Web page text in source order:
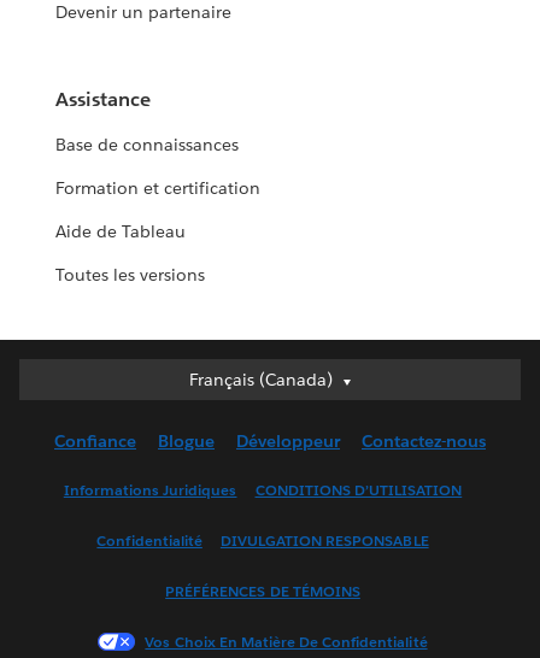
Devenir un partenaire
Assistance
Base de connaissances
Formation et certification
Aide de Tableau
Toutes les versions
Français (Canada)
Français (Canada)
English (UK)
Français (France)
한국어
Confiance Blogue Développeur Contactez-nous
Informations Juridiques CONDITIONS D’UTILISATION
Confidentialité DIVULGATION RESPONSABLE
PRÉFÉRENCES DE TÉMOINS
Vos Choix En Matière De Confidentialité